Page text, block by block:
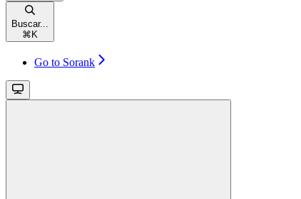
Buscar...
⌘ K
Go to Sorank